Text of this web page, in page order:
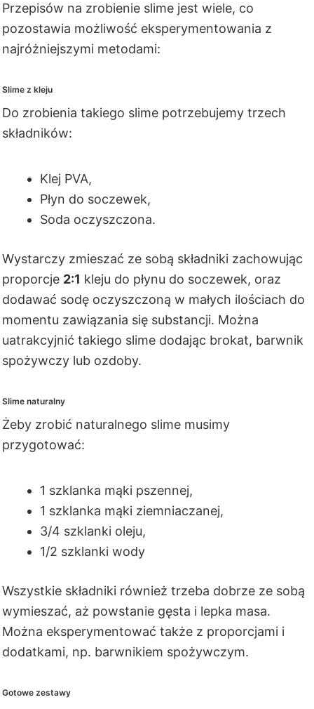
Przepisów na zrobienie slime jest wiele, co
pozostawia możliwość eksperymentowania z
najróżniejszymi metodami:
Slime z kleju
Do zrobienia takiego slime potrzebujemy trzech
składników:
Klej PVA,
Płyn do soczewek,
Soda oczyszczona.
Wystarczy zmieszać ze sobą składniki zachowując
proporcje 2:1 kleju do płynu do soczewek, oraz
dodawać sodę oczyszczoną w małych ilościach do
momentu zawiązania się substancji. Można
uatrakcyjnić takiego slime dodając brokat, barwnik
spożywczy lub ozdoby.
Slime naturalny
Żeby zrobić naturalnego slime musimy
przygotować:
1 szklanka mąki pszennej,
1 szklanka mąki ziemniaczanej,
3/4 szklanki oleju,
1/2 szklanki wody
Wszystkie składniki również trzeba dobrze ze sobą
wymieszać, aż powstanie gęsta i lepka masa.
Można eksperymentować także z proporcjami i
dodatkami, np. barwnikiem spożywczym.
Gotowe zestawy